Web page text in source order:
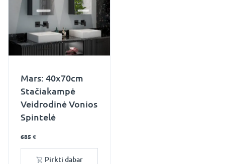
Mars: 40x70cm
Stačiakampė
Veidrodinė Vonios
Spintelė
685 €
Pirkti dabar